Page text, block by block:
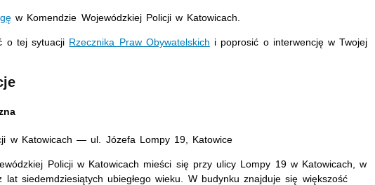
w Komendzie Wojewódzkiej Policji w Katowicach.
o tej sytuacji Rzecznika Praw Obywatelskich i poprosić o interwencję w Twojej
w Katowicach — ul. Józefa Lompy 19, Katowice
Policji w Katowicach mieści się przy ulicy Lompy 19 w Katowicach, w
lat siedemdziesiątych ubiegłego wieku. W budynku znajduje się większość